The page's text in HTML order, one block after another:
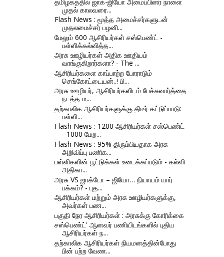
முதல் காலவரை...
Flash News : மூத்த அமைச்சர்களுடன்
முதலமைச்சர் பழனி...
மேலும் 600 ஆசிரியர்கள் சஸ்பெண்ட் -
பள்ளிக்கல்வித்த...
அரசு ஊழியர்கள் அதிக ஊதியம்
வாங்குகிறார்களா? - The ...
ஆசிரியர்களை காப்பாற்ற போராடும்
செங்கோட்டையன்..! பி...
அரசு ஊழியர், ஆசிரியர்களிடம் பேச்சுவார்த்தை
நடத்த ம...
தற்காலிக ஆசிரியர்களுக்கு திடீர் கட்டுப்பாடு:
பள்ளி...
Flash News : 1200 ஆசிரியர்கள் சஸ்பெண்ட்
- 1000 மேற...
Flash News : 95% திரும்பியதாக அரசு
அறிவிப்பு பணிக...
பள்ளிகளின் பூட்டுக்கள் உடைக்கப்படும் - கல்வி
அதிகா...
அரசு VS ஜாக்டோ – ஜியோ… நியாயம் யார்
பக்கம்? - புத...
ஆசிரியர்கள் மற்றும் அரசு ஊழியர்களுக்கு,
அவர்கள் பண...
பகுதி நேர ஆசிரியர்கள் : அரசுக்கு கோரிக்கை
சஸ்பெண்ட்' ஆனவர் பணியிடங்களில் புதிய
ஆசிரியர்கள் ந...
தற்காலிக ஆசிரியர்கள் நியமனத்தின்போது
பின் பற்ற வேண...